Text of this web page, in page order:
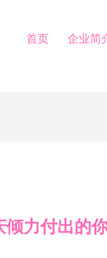
首页 企业简
力付出的